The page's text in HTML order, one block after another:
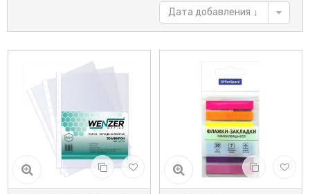
Дата добавления